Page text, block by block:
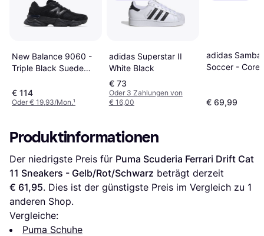
New Balance 9060 -
Triple Black Suede
€ 114
Oder € 19,93/Mon.¹
adidas Superstar II
White Black
€ 73
Oder 3 Zahlungen von
€ 16,00
adidas Samba
Soccer - Core
€ 69,99
Produktinformationen
Der niedrigste Preis für Puma Scuderia Ferrari Drift Cat
11 Sneakers - Gelb/Rot/Schwarz
€ 61,95. Dies ist der günstigste Preis im Vergleich zu 1
anderen Shop.
Vergleiche:
Puma Schuhe